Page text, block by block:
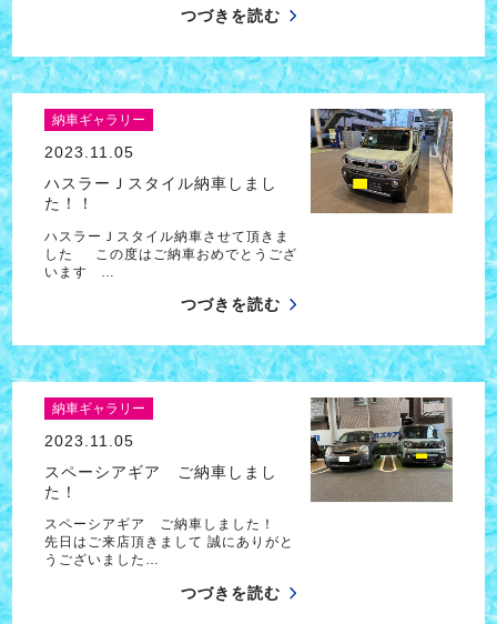
つづきを読む
納車ギャラリー
2023.11.05
ハスラーＪスタイル納車しまし
た！！
ハスラーＪスタイル納車させて頂きま
した この度はご納車おめでとうござ
います …
つづきを読む
納車ギャラリー
2023.11.05
スペーシアギア ご納車しまし
た！
スペーシアギア ご納車しました！
先日はご来店頂きまして 誠にありがと
うございました…
つづきを読む